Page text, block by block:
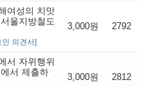
여성의 치맛
울지방철도
인 의견서]
3,000원 2792
서 자위행위
서 제출하
3,000원 2812